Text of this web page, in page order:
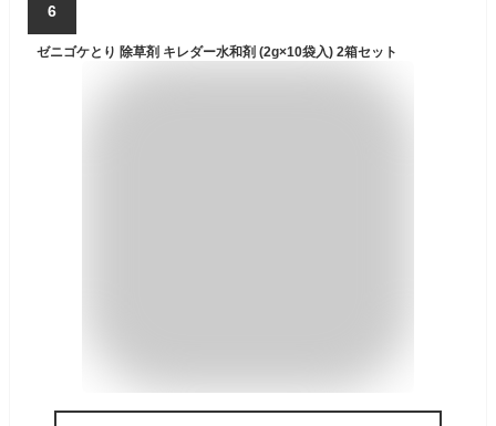
6
ゼニゴケとり 除草剤 キレダー水和剤 (2g×10袋入) 2箱セット